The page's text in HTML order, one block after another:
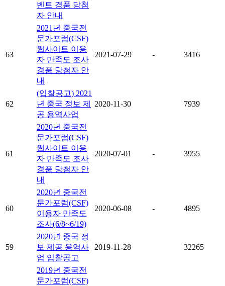
벤트 경품 당첨
자 안내
63
2021년 중국전
문가포럼(CSF)
웹사이트 이용
자 만족도 조사
경품 당첨자 안
내
2021-07-29 - 3416
62
(입찰공고) 2021
년 중국 정보 제
공 용역사업
2020-11-30 7939
61
2020년 중국전
문가포럼(CSF)
웹사이트 이용
자 만족도 조사
경품 당첨자 안
내
2020-07-01 - 3955
60
2020년 중국전
문가포럼(CSF)
이용자 만족도
조사(6/8~6/19)
2020-06-08 - 4895
59
2020년 중국 정
보 제공 용역사
업 입찰공고
2019-11-28 32265
2019년 중국전
문가포럼(CSF)